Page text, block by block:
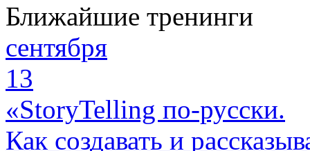
Ближайшие тренинги
сентября
13
«StoryTelling по-русски.
Как создавать и